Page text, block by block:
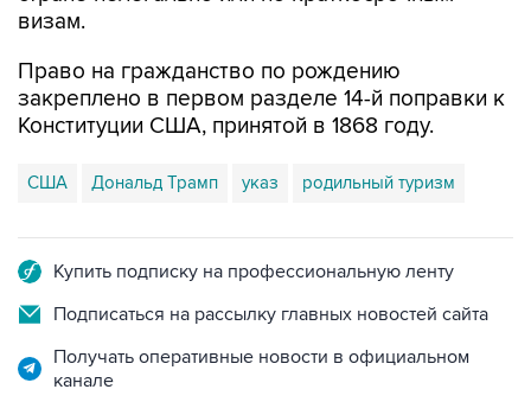
Право на гражданство по рождению
Конституции США, принятой в 1868 году.
США Дональд Трамп указ родильный туризм
Подписаться на рассылку главных новостей сайта
Получать оперативные новости в официальном
канале